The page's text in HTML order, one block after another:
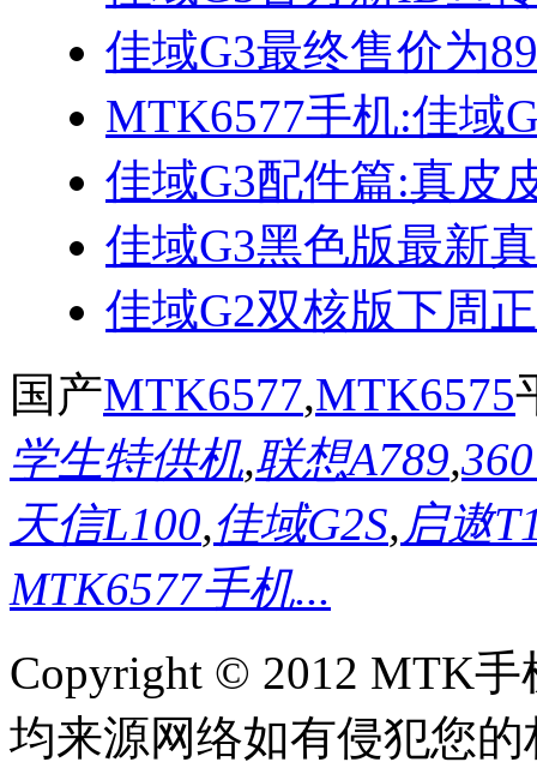
佳域G3最终售价为
MTK6577手机:佳域
佳域G3配件篇:真皮
佳域G3黑色版最新
佳域G2双核版下周
国产MTK6577,MTK6575
学生特供机,联想A789,
天信L100,佳域G2S,启遨
MTK6577手机...
Copyright © 2012 MTK
均来源网络如有侵犯您